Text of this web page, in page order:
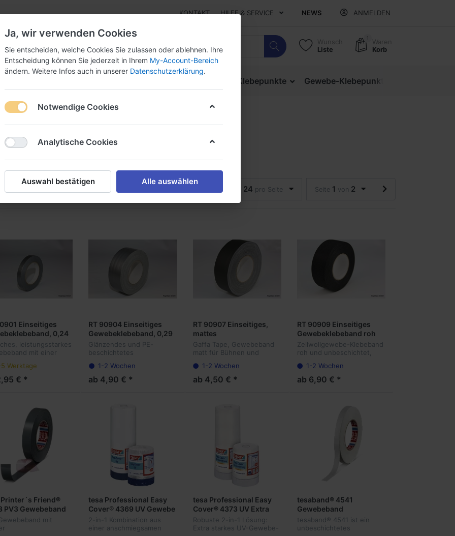
KONTAKT HILFE & SERVICE NEWS ANMELDEN
Wunsch
Liste
1
Waren
Korb
Doppelseitige Klebepunkte Gewebe-Klebepunkte
/ Panzertape
von42
nach 24 pro Seite Seite 1 von 2
Einseitiges
0,24
leistungsstarkes
mit einer
Abdecken,
- PE
flexibles
Werktage
€ *
RT 90904 Einseitiges
Gewebeklebeband, 0,29
mm Dicke
Glänzendes und PE-
beschichtetes
stark. Flexibel, wasserfest
und in vielen Farben
verfügbar. Besonders
1-2 Wochen
ab 4,90 € *
RT 90907 Einseitiges,
mattes
Gewebeklebeband 0,30
mm Dicke
Gaffa Tape, Gewebeband
matt für Bühnen und
beschrift- und bedruckbar
1-2 Wochen
ab 4,50 € *
RT 90909 Einseitiges
Gewebeklebeband roh
0,27 mm Dicke
Zellwollgewebe-Klebeband
roh und unbeschichtet,
reißfest. Ausgerüstet mit
einem Kautschukklebstoff
mit sehr hoher
1-2 Wochen
ab 6,90 € *
Friend®
PV3 Gewebeband
mit
tesa Professional Easy
Cover® 4369 UV Gewebe
2-in-1 Kombination aus
einer anschmiegsamen
tesa Professional Easy
Cover® 4373 UV Extra
Stark
Robuste 2-in-1 Lösung:
Extra starkes UV-Gewebe-
tesaband® 4541
Gewebeband
tesaband® 4541 ist ein
unbeschichtetes
Ja, wir verwenden Cookies
Sie entscheiden, welche Cookies Sie zulassen oder ablehnen. Ihre
Entscheidung können Sie jederzeit in Ihrem My-Account-Bereich
ändern. Weitere Infos auch in unserer Datenschutzerklärung.
Notwendige Cookies
Analytische Cookies
Auswahl bestätigen Alle auswählen